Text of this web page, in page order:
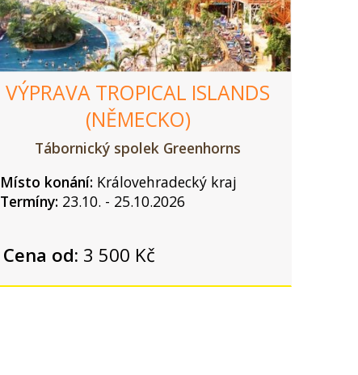
VÝPRAVA TROPICAL ISLANDS
(NĚMECKO)
Tábornický spolek Greenhorns
Místo konání: Královehradecký kraj
Termíny: 23.10. - 25.10.2026
Cena od: 3 500 Kč